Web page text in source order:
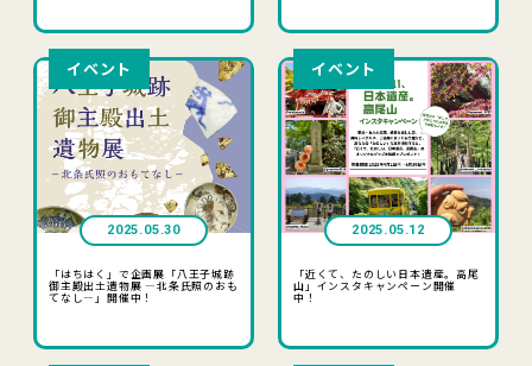
イベント
2025.05.30
「はちはく」で企画展「八王子城跡
御主殿出土遺物展 ―北条氏照のおも
てなし―」開催中！
イベント
2025.05.12
「近くて、たのしい日本遺産。高尾
山」インスタキャンペーン開催
中！